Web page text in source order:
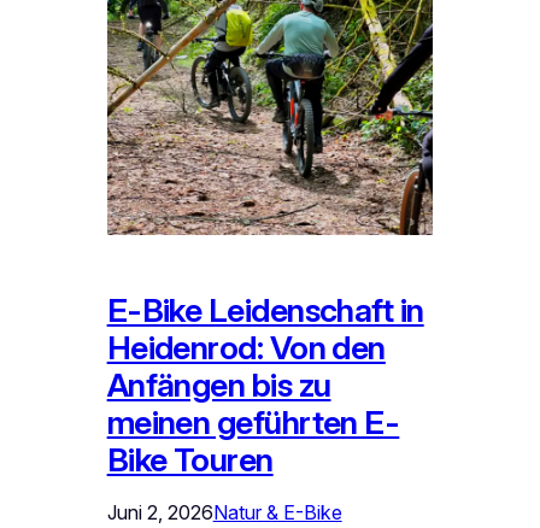
E-Bike Leidenschaft in
Heidenrod: Von den
Anfängen bis zu
meinen geführten E-
Bike Touren
Juni 2, 2026Natur & E-Bike